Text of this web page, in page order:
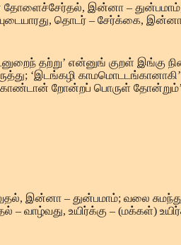
இன்னா – துன்பமாம்;
தொடர் – சேர்க்கை,
தற்று’ என்னுங் குறள் இங்கு
‘இடங்கழி
றோன்றப் பொருள்
இன்னா – துன்பமாம்; வலை
– வாழ்வது, உயிர்க்கு –